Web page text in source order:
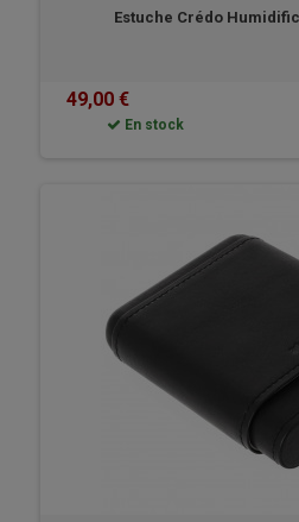
Estuche Crédo
49,00 €
En stock